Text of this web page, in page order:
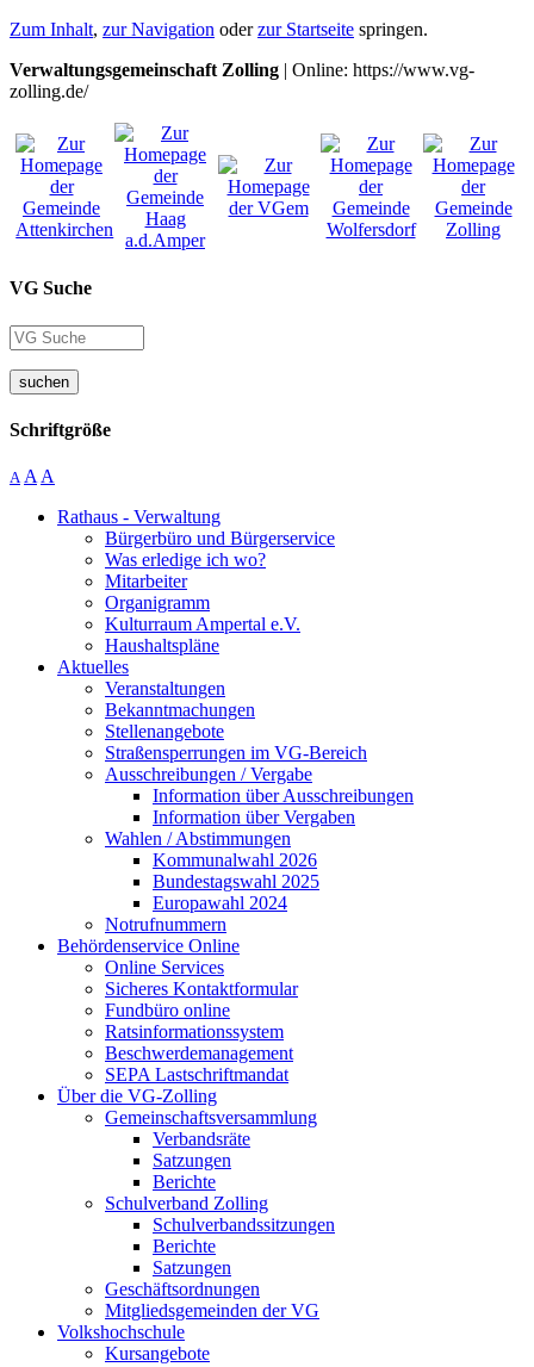
Zum Inhalt, zur Navigation oderzur Startseite springen.
Verwaltungsgemeinschaft Zolling | Online: https://www.vg-
zolling.de/
VG Suche
suchen
Schriftgröße
A A A
Rathaus - Verwaltung
Bürgerbüro und Bürgerservice
Was erledige ich wo?
Mitarbeiter
Organigramm
Kulturraum Ampertal e.V.
Haushaltspläne
Aktuelles
Veranstaltungen
Bekanntmachungen
Stellenangebote
Straßensperrungen im VG-Bereich
Ausschreibungen / Vergabe
Information über Ausschreibungen
Information über Vergaben
Wahlen / Abstimmungen
Kommunalwahl 2026
Bundestagswahl 2025
Europawahl 2024
Notrufnummern
Behördenservice Online
Online Services
Sicheres Kontaktformular
Fundbüro online
Ratsinformationssystem
Beschwerdemanagement
SEPA Lastschriftmandat
Über die VG-Zolling
Gemeinschaftsversammlung
Verbandsräte
Satzungen
Berichte
Schulverband Zolling
Schulverbandssitzungen
Berichte
Satzungen
Geschäftsordnungen
Mitgliedsgemeinden der VG
Volkshochschule
Kursangebote